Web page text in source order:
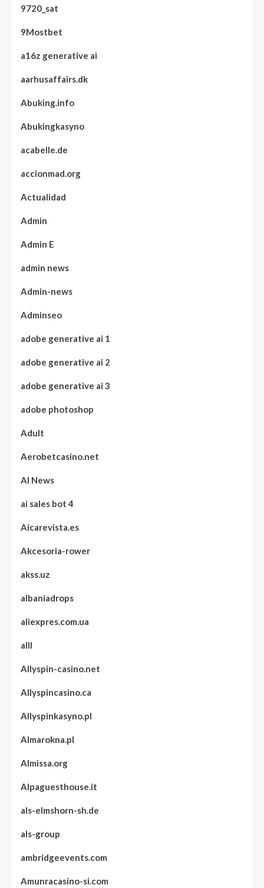
9720_sat
9Mostbet
a16z generative ai
aarhusaffairs.dk
Abuking.info
Abukingkasyno
acabelle.de
accionmad.org
Actualidad
Admin
Admin E
admin news
Admin-news
Adminseo
adobe generative ai 1
adobe generative ai 2
adobe generative ai 3
adobe photoshop
Adult
Aerobetcasino.net
AI News
ai sales bot 4
Aicarevista.es
Akcesoria-rower
akss.uz
albaniadrops
aliexpres.com.ua
alll
Allyspin-casino.net
Allyspincasino.ca
Allyspinkasyno.pl
Almarokna.pl
Almissa.org
Alpaguesthouse.it
als-elmshorn-sh.de
als-group
ambridgeevents.com
Amunracasino-si.com